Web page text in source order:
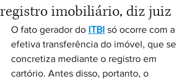
registro imobiliário, diz juiz
O fato gerador do ITBI só ocorre com a
efetiva transferência do imóvel, que se
concretiza mediante o registro em
cartório. Antes disso, portanto, o